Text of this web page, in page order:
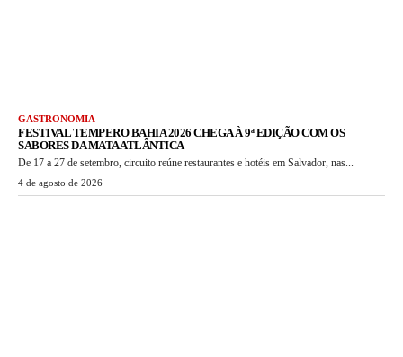
GASTRONOMIA
FESTIVAL TEMPERO BAHIA 2026 CHEGA À 9ª EDIÇÃO COM OS
SABORES DA MATA ATLÂNTICA
De 17 a 27 de setembro, circuito reúne restaurantes e hotéis em Salvador, nas...
4 de agosto de 2026